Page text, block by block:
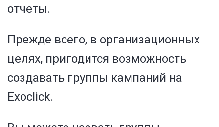
отчеты.
Прежде всего, в организационных
целях, пригодится возможность
создавать группы кампаний на
Exoclick.